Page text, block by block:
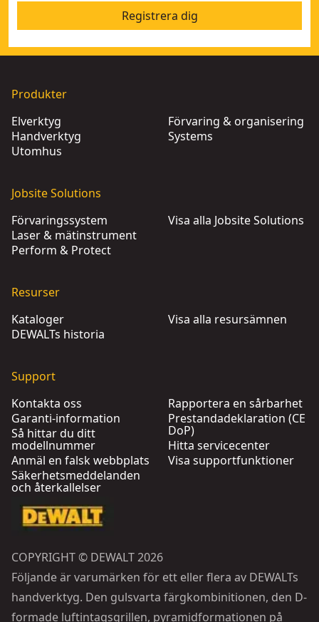
Registrera dig
Produkter
Elverktyg
Handverktyg
Utomhus
Förvaring & organisering
Systems
Jobsite Solutions
Förvaringssystem
Laser & mätinstrument
Perform & Protect
Visa alla Jobsite Solutions
Resurser
Kataloger
DEWALTs historia
Visa alla resursämnen
Support
Kontakta oss
Garanti-information
Så hittar du ditt
modellnummer
Anmäl en falsk webbplats
Säkerhetsmeddelanden
och återkallelser
Rapportera en sårbarhet
Prestandadeklaration (CE
DoP)
Hitta servicecenter
Visa supportfunktioner
COPYRIGHT © DEWALT 2026
Följande är varumärken för ett eller flera av DEWALTs
handverktyg. Den gulsvarta färgkombinitionen, den D-
formade luftintagsgrillen, pyramidformationen på